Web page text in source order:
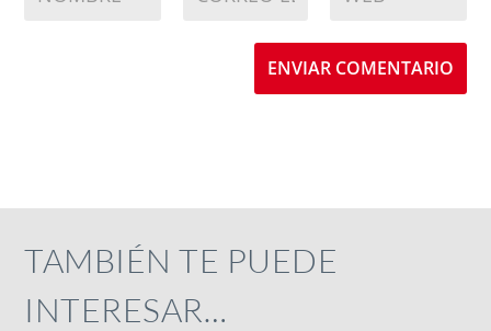
ENVIAR COMENTARIO
TAMBIÉN TE PUEDE
INTERESAR…